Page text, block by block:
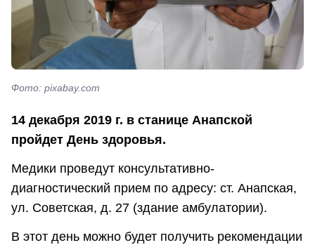
Фото: pixabay.com
14 декабря 2019 г. в станице Анапской
пройдет День здоровья.
Медики проведут консультативно-
диагностический прием по адресу: ст. Анапская,
ул. Советская, д. 27 (здание амбулатории).
В этот день можно будет получить рекомендации